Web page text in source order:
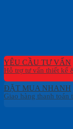
YÊU CẦU TƯ VẤN
ĐẶT MUA NHANH